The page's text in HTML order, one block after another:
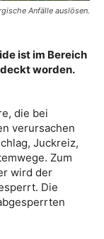
Anfälle auslösen.
ist im Bereich
worden.
die bei
verursachen
Juckreiz,
Zum
wird der
Die